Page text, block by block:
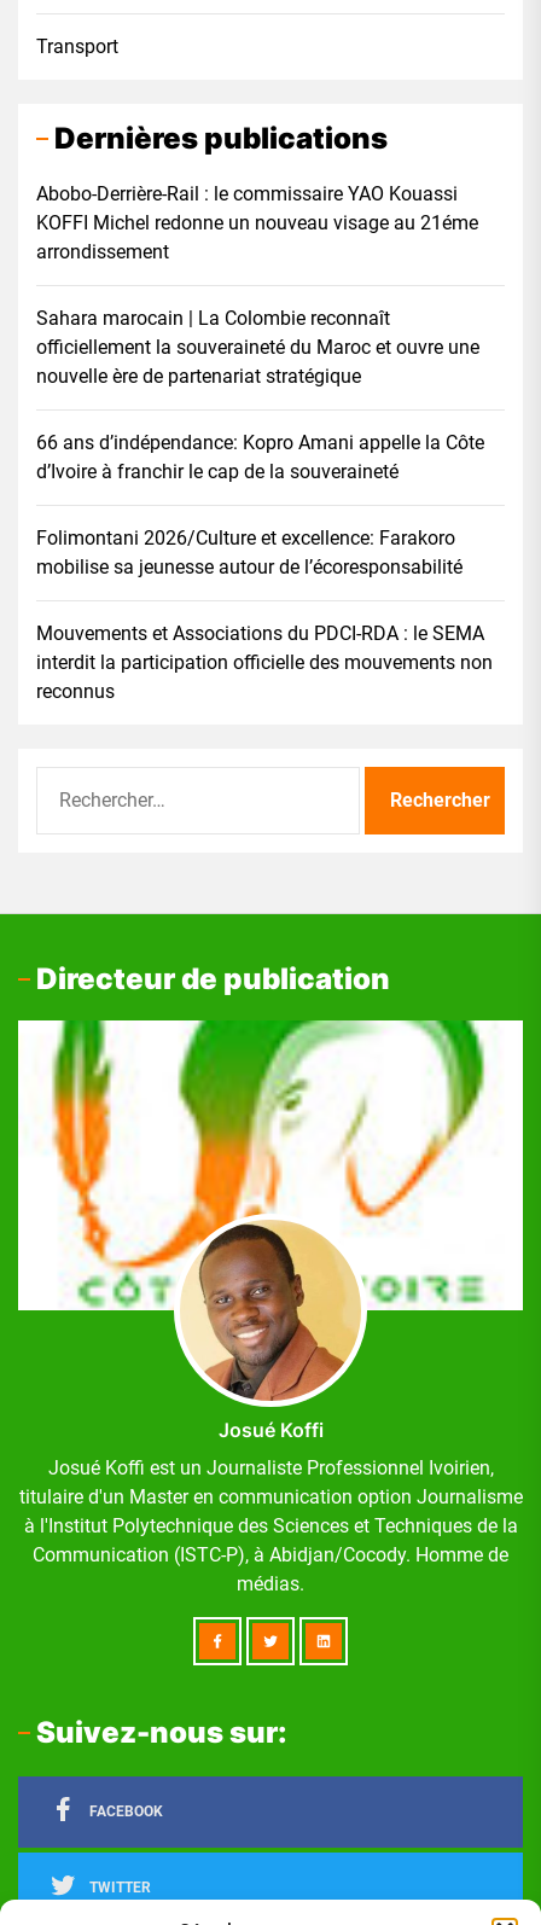
Transport
Dernières publications
Abobo-Derrière-Rail : le commissaire YAO Kouassi
KOFFI Michel redonne un nouveau visage au 21éme
arrondissement
Sahara marocain | La Colombie reconnaît
officiellement la souveraineté du Maroc et ouvre une
nouvelle ère de partenariat stratégique
66 ans d’indépendance: Kopro Amani appelle la Côte
d’Ivoire à franchir le cap de la souveraineté
Folimontani 2026/Culture et excellence: Farakoro
mobilise sa jeunesse autour de l’écoresponsabilité
Mouvements et Associations du PDCI-RDA : le SEMA
interdit la participation officielle des mouvements non
reconnus
Directeur de publication
Josué Koffi
Josué Koffi est un Journaliste Professionnel Ivoirien,
titulaire d'un Master en communication option Journalisme
à l'Institut Polytechnique des Sciences et Techniques de la
Communication (ISTC-P), à Abidjan/Cocody. Homme de
médias.
Suivez-nous sur:
FACEBOOK
TWITTER